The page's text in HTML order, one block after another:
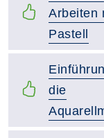
Arbeiten
Pastell
die